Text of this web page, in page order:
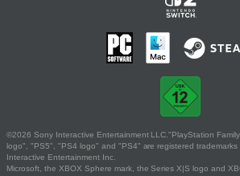
©2026 Sony Interactive Entertainment LLC."PlayStation
logo", "PS5", "PS4 logo" and "PS4" are registered trademarks
Interactive Entertainment Inc.
Microsoft, the XBOX Sphere mark, the Series X|S logo and